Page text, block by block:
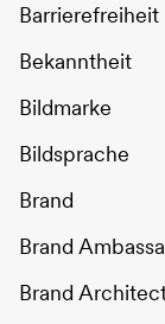
Barrierefreiheit
Bekanntheit
Bildmarke
Bildsprache
Brand
Brand
Brand